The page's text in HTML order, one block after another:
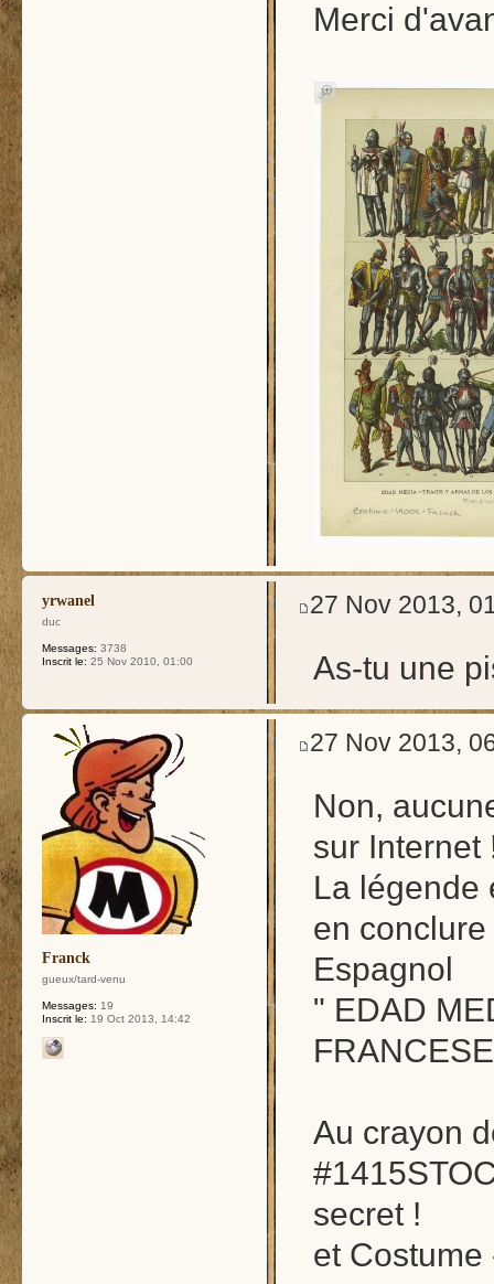
Merci
yrwanel
duc
Messages: 3738
Inscrit le: 25 Nov 2010, 01:00
27 Nov 2013,
As-tu une
Franck
gueux/tard-venu
Messages: 19
Inscrit le: 19 Oct 2013, 14:42
27 Nov 2013,
Non,
sur Internet
La légende
en
Espagnol
" EDAD
Au crayon
secret !
et Costume